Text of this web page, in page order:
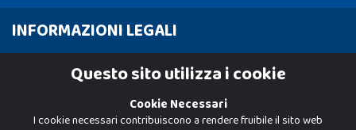
INFORMAZIONI LEGALI
Cookie PolicyQuesto sito utilizza i cookie
Cookie Necessari
I cookie necessari contribuiscono a rendere fruibile il sito web